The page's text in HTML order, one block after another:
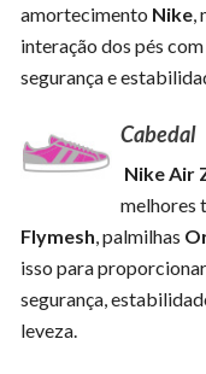
amortecimento Nike,
interação dos pés
segurança e
Cabedal
Nike Air
melhores
Flymesh, palmilhas
isso para
segurança,
leveza.